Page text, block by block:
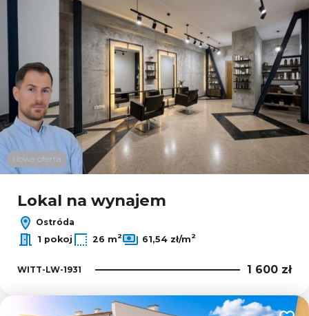
Nowa oferta
Lokal na wynajem
Ostróda
1 pokoj
26 m2 61,54 zł/m2
WITT-LW-1931 1 600 zł